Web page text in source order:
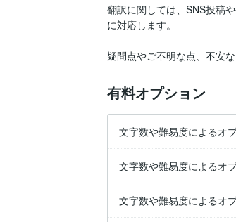
翻訳に関しては、SNS投稿
に対応します。
疑問点やご不明な点、不安
有料オプション
文字数や難易度によるオ
文字数や難易度によるオ
文字数や難易度によるオ